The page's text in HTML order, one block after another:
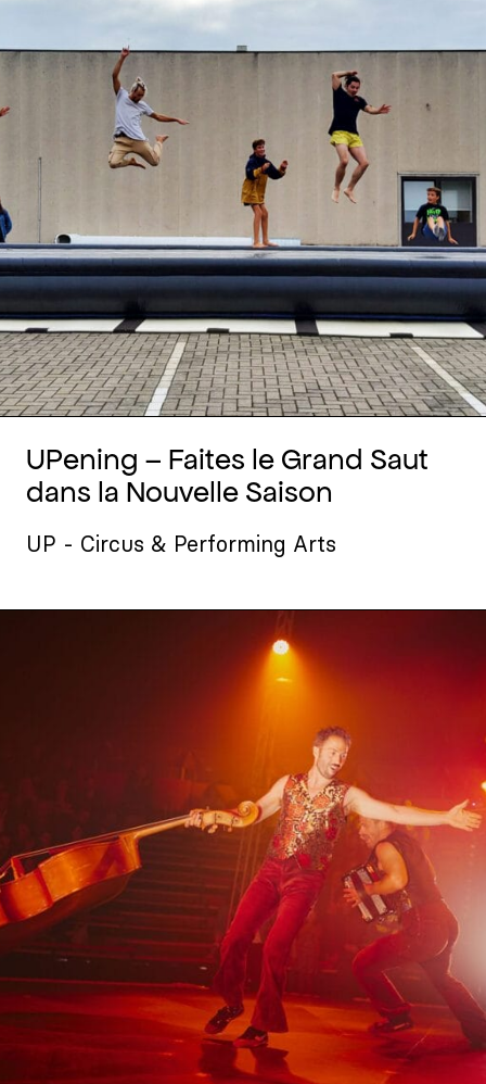
UPening – Faites le Grand Saut
dans la Nouvelle Saison
UP - Circus & Performing Arts